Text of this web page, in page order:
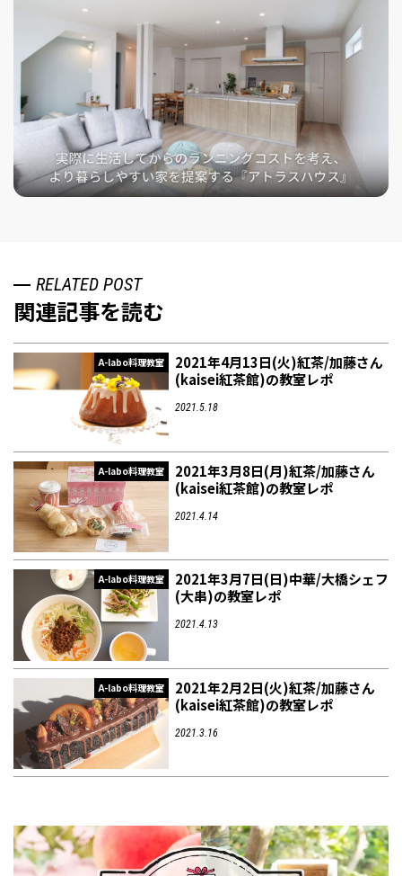
RELATED POST
関連記事を読む
A-labo料理教室
2021年4月13日(火)紅茶/加藤さん
(kaisei紅茶館)の教室レポ
2021.5.18
A-labo料理教室
2021年3月8日(月)紅茶/加藤さん
(kaisei紅茶館)の教室レポ
2021.4.14
A-labo料理教室
2021年3月7日(日)中華/大橋シェフ
(大串)の教室レポ
2021.4.13
A-labo料理教室
2021年2月2日(火)紅茶/加藤さん
(kaisei紅茶館)の教室レポ
2021.3.16